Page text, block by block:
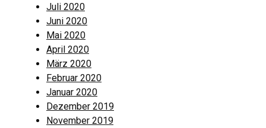
Juli 2020
Juni 2020
Mai 2020
April 2020
März 2020
Februar 2020
Januar 2020
Dezember 2019
November 2019